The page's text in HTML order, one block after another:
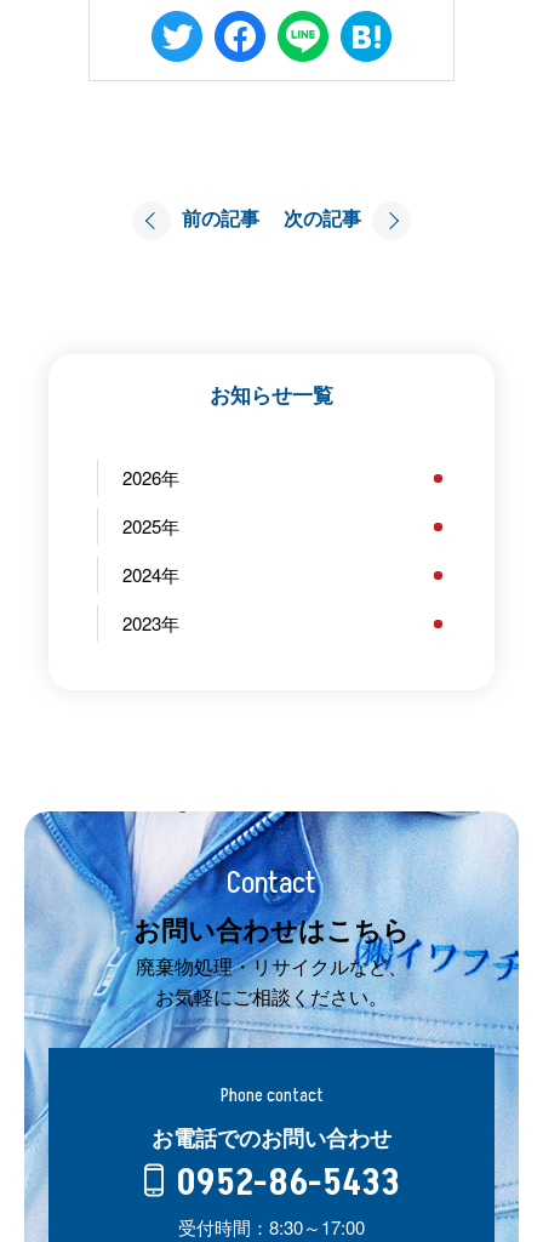
前の記事 次の記事
お知らせ一覧
2026
2025
2024
2023
Contact
お問い合わせはこちら
廃棄物処理・リサイクルなど、
お気軽にご相談ください。
Phone contact
お電話でのお問い合わせ
0952-86-5433
受付時間：8:30～17:00